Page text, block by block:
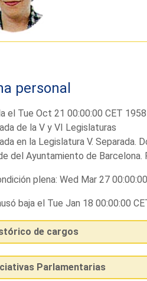
personal
el Tue Oct 21 00:00:00 CET
de la V y VI Legislaturas
en la Legislatura V. Separada.
del Ayuntamiento de Barcelona.
plena: Wed Mar 27
baja el Tue Jan 18 00:00:00
de cargos
Parlamentarias